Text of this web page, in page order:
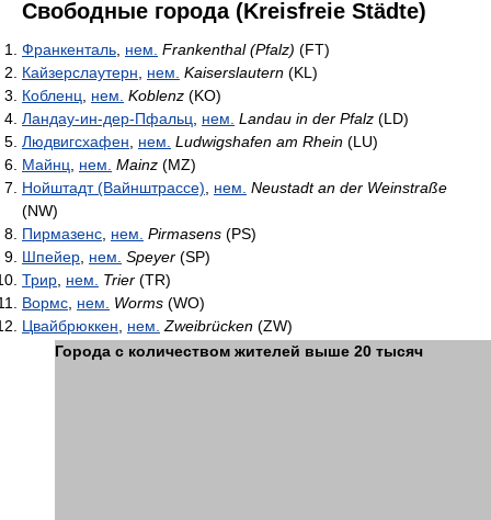
Свободные города (Kreisfreie Städte)
Франкенталь, нем. Frankenthal (Pfalz) (FT)
Кайзерслаутерн, нем. Kaiserslautern (KL)
Кобленц, нем. Koblenz (KO)
Ландау-ин-дер-Пфальц, нем. Landau in der Pfalz (LD)
Людвигсхафен, нем. Ludwigshafen am Rhein (LU)
Майнц, нем. Mainz (MZ)
Нойштадт (Вайнштрассе), нем. Neustadt an der Weinstraße
(NW)
Пирмазенс, нем. Pirmasens (PS)
Шпейер, нем. Speyer (SP)
Трир, нем. Trier (TR)
Вормс, нем. Worms (WO)
Цвайбрюккен, нем. Zweibrücken (ZW)
Города с количеством жителей выше 20 тысяч